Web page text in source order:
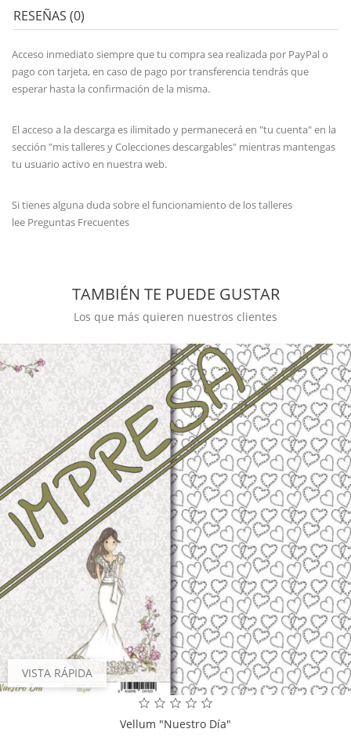
RESEÑAS (0)
Acceso inmediato siempre que tu compra sea realizada por PayPal o
pago con tarjeta, en caso de pago por transferencia tendrás que
esperar hasta la confirmación de la misma.
El acceso a la descarga es ilimitado y permanecerá en "tu cuenta" en la
sección "mis talleres y Colecciones descargables" mientras mantengas
tu usuario activo en nuestra web.
Si tienes alguna duda sobre el funcionamiento de los talleres
lee Preguntas Frecuentes
TAMBIÉN TE PUEDE GUSTAR
Los que más quieren nuestros clientes
VISTA RÁPIDA
Vellum "Nuestro Día"